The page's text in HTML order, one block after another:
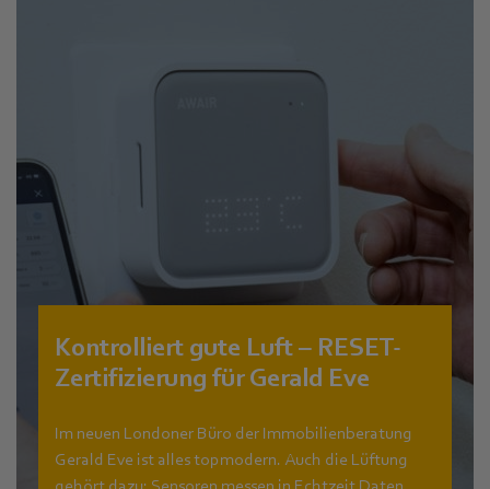
Kontrolliert gute Luft – RESET-
Zertifizierung für Gerald Eve
Im neuen Londoner Büro der Immobilienberatung
Gerald Eve ist alles topmodern. Auch die Lüftung